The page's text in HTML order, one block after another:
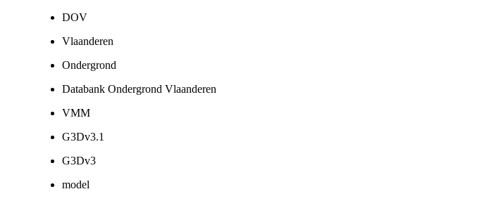
DOV
Vlaanderen
Ondergrond
Databank Ondergrond Vlaanderen
VMM
G3Dv3.1
G3Dv3
model